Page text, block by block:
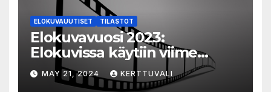
ELOKUVAUUTISET TILASTOT
Elokuvavuosi 2023:
Elokuvissa käytiin viime
vuonna 7,2 miljoonaa kertaa
ympäri Suomen
MAY 21, 2024 KERTTUVALI